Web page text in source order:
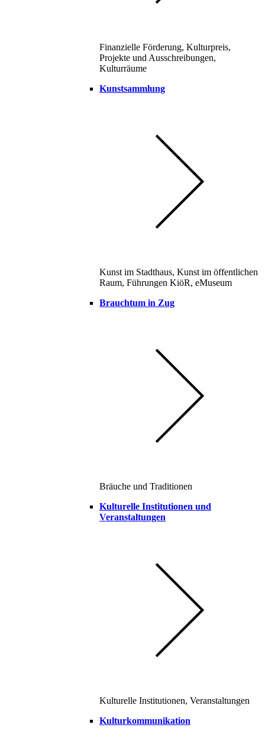
Finanzielle Förderung, Kulturpreis,
Projekte und Ausschreibungen,
Kulturräume
Kunstsammlung
Kunst im Stadthaus, Kunst im öffentlichen
Raum, Führungen KiöR, eMuseum
Brauchtum in Zug
Bräuche und Traditionen
Kulturelle Institutionen und
Veranstaltungen
Kulturelle Institutionen, Veranstaltungen
Kulturkommunikation